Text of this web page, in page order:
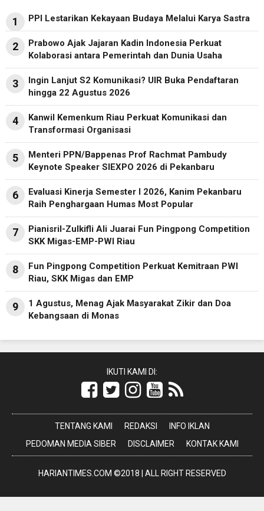
1 PPI Lestarikan Kekayaan Budaya Melalui Karya Sastra
2
Prabowo Ajak Jajaran Kadin Indonesia Perkuat
Kolaborasi antara Pemerintah dan Dunia Usaha
3
Ingin Lanjut S2 Komunikasi? UIR Buka Pendaftaran
hingga 22 Agustus 2026
4
Kanwil Kemenkum Riau Perkuat Komunikasi dan
Transformasi Organisasi
5
Menteri PPN/Bappenas Prof Rachmat Pambudy
Keynote Speaker SIEXPO 2026 di Pekanbaru
6
Evaluasi Kinerja Semester I 2026, Kanim Pekanbaru
Raih Penghargaan Humas Most Popular
7
Pianisril-Zulkifli Ali Juarai Fun Pingpong Competition
SKK Migas-EMP-PWI Riau
8
Fun Pingpong Competition Perkuat Kemitraan PWI
Riau, SKK Migas dan EMP
9
1 Agustus, Menag Ajak Masyarakat Zikir dan Doa
Kebangsaan di Monas
IKUTI KAMI DI:
TENTANG KAMI REDAKSI
INFO IKLAN
PEDOMAN MEDIA SIBER
DISCLAIMER KONTAK KAMI
HARIANTIMES.COM ©2018 | ALL RIGHT RESERVED